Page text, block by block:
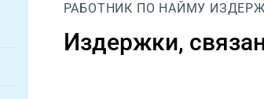
РАБОТНИК ПО НАЙМУ
Издержки,